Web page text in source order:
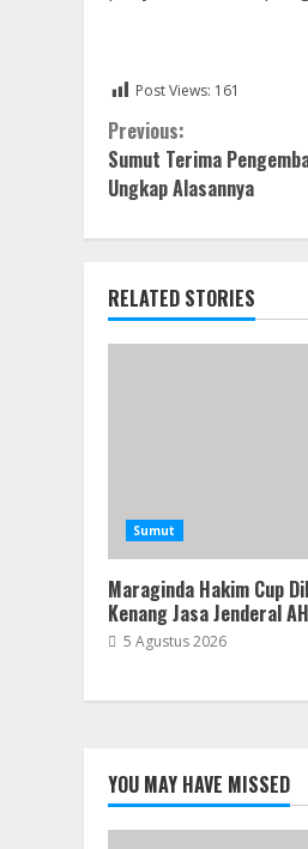
Post Views: 161
Continue
Reading
Previous:
Sumut Terima
Ungkap Alasannya
RELATED STORIES
Sumut
Maraginda Hakim Cup
Kenang Jasa Jenderal
5 Agustus 2026
YOU MAY HAVE MISSED